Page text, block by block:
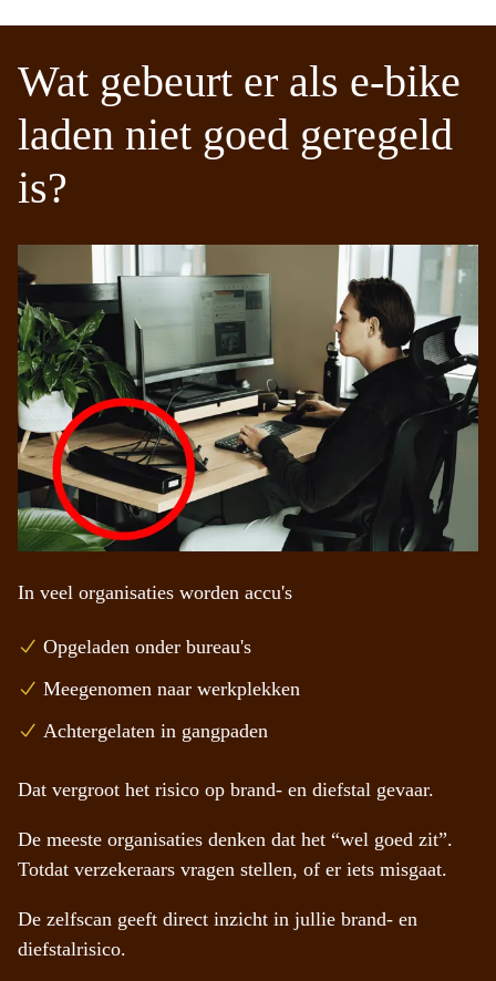
Wat gebeurt er als e-bike
laden niet goed geregeld
is?
In veel organisaties worden accu's
Opgeladen onder bureau's
Meegenomen naar werkplekken
Achtergelaten in gangpaden
Dat vergroot het risico op brand- en diefstal gevaar.
De meeste organisaties denken dat het “wel goed zit”.
Totdat verzekeraars vragen stellen, of er iets misgaat.
De zelfscan geeft direct inzicht in jullie brand- en
diefstalrisico.